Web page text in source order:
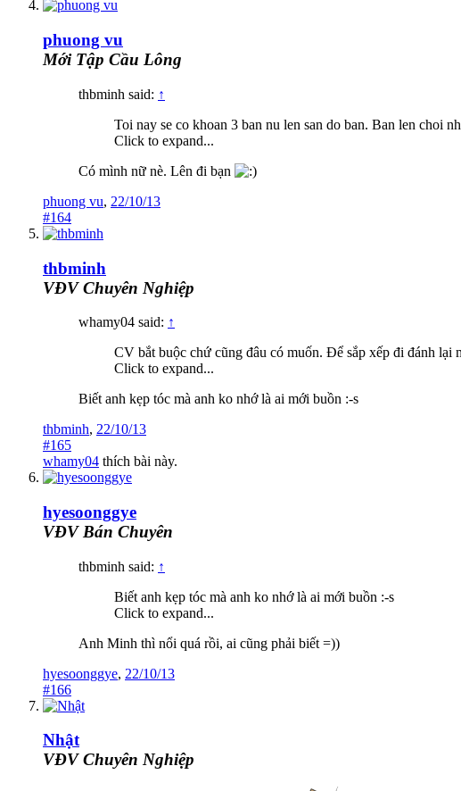
phuong vu
Mới Tập Cầu Lông
thbminh said: ↑
Toi nay se co khoan 3 ban nu len san do ban. Ban len choi
Click to expand...
Có mình nữ nè. Lên đi bạn
phuong vu, 22/10/13
#164
thbminh
VĐV Chuyên Nghiệp
whamy04 said: ↑
CV bắt buộc chứ cũng đâu có muốn. Để sắp xếp đi đánh lại
Click to expand...
Biết anh kẹp tóc mà anh ko nhớ là ai mới buồn :-s
thbminh, 22/10/13
#165
whamy04 thích bài này.
hyesoonggye
VĐV Bán Chuyên
thbminh said: ↑
Biết anh kẹp tóc mà anh ko nhớ là ai mới buồn :-s
Click to expand...
Anh Minh thì nổi quá rồi, ai cũng phải biết =))
hyesoonggye, 22/10/13
#166
Nhật
VĐV Chuyên Nghiệp